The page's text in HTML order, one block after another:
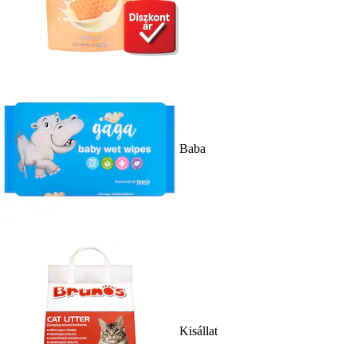
Baba
Kisállat